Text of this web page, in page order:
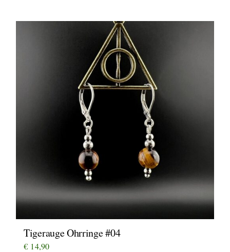
Tigerauge Ohrringe #04
€ 14,90